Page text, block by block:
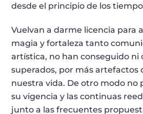
desde el principio de los
Vuelvan a darme licencia para
magia y fortaleza tanto
artística, no han conseguido ni
superados, por más artefactos
nuestra vida. De otro modo no
su vigencia y las continuas
junto a las frecuentes